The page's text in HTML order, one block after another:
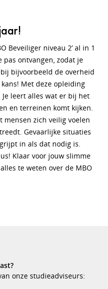
Beveiliger niveau 2’ al in 1
pas ontvangen, zodat je
bijvoorbeeld de overheid
Met deze opleiding
leert alles wat er bij het
en terreinen komt kijken.
mensen zich veilig voelen
Gevaarlijke situaties
in als dat nodig is.
Klaar voor jouw slimme
te weten over de MBO
onze studieadviseurs: